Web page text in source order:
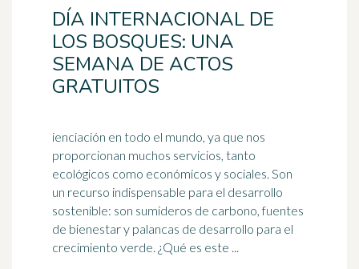
DÍA INTERNACIONAL DE
LOS BOSQUES: UNA
SEMANA DE ACTOS
GRATUITOS
ienciación en todo el mundo, ya que nos
proporcionan muchos servicios, tanto
ecológicos como económicos y sociales. Son
un recurso indispensable para el desarrollo
sostenible: son sumideros de carbono, fuentes
de bienestar y palancas de desarrollo para el
crecimiento verde. ¿Qué es este ...